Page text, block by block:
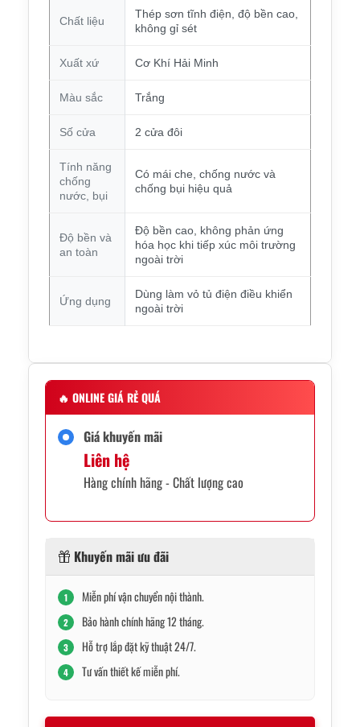
Chất liệu
Thép sơn tĩnh điện, độ bền cao,
không gỉ sét
Xuất xứ Cơ Khí Hải Minh
Màu sắc Trắng
Số cửa 2 cửa đôi
Tính năng
chống
nước, bụi
Có mái che, chống nước và
chống bụi hiệu quả
Độ bền và
an toàn
Độ bền cao, không phản ứng
hóa học khi tiếp xúc môi trường
ngoài trời
Ứng dụng
Dùng làm vỏ tủ điện điều khiển
ngoài trời
🔥 ONLINE GIÁ RẺ QUÁ
Giá khuyến mãi
Liên hệ
Hàng chính hãng - Chất lượng cao
Khuyến mãi ưu đãi
1 Miễn phí vận chuyển nội thành.
2 Bảo hành chính hãng 12 tháng.
3 Hỗ trợ lắp đặt kỹ thuật 24/7.
4 Tư vấn thiết kế miễn phí.